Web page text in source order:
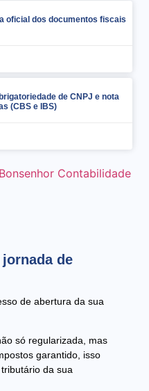
oficial dos documentos fiscais
de CNPJ e nota
(CBS e IBS)
de
de abertura da sua
só regularizada, mas
garantido, isso
da sua